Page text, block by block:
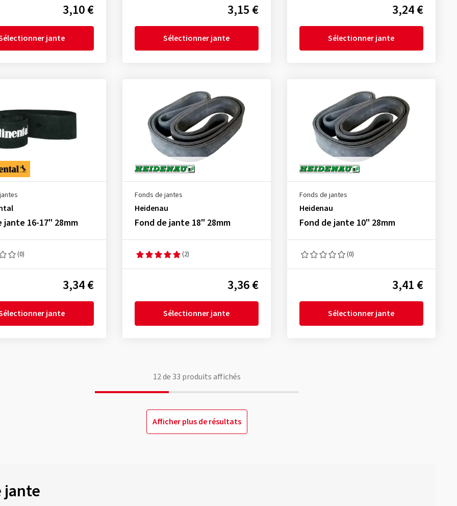
3,10 €
jante
3,15 €
Sélectionner jante
3,24 €
Sélectionner jante
jante 16-17" 28mm
(0)
3,34 €
jante
Fonds de jantes
Heidenau
Fond de jante 18" 28mm
(2)
3,36 €
Sélectionner jante
Fonds de jantes
Heidenau
Fond de jante 10" 28mm
(0)
3,41 €
Sélectionner jante
12de 33 produits affichés
Afficher plus de résultats
jante